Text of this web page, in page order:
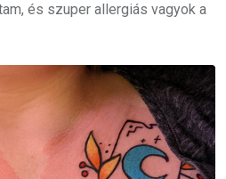
és szuper allergiás vagyok a